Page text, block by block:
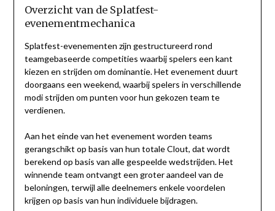
Overzicht van de Splatfest-
evenementmechanica
Splatfest-evenementen zijn gestructureerd rond
teamgebaseerde competities waarbij spelers een kant
kiezen en strijden om dominantie. Het evenement duurt
doorgaans een weekend, waarbij spelers in verschillende
modi strijden om punten voor hun gekozen team te
verdienen.
Aan het einde van het evenement worden teams
gerangschikt op basis van hun totale Clout, dat wordt
berekend op basis van alle gespeelde wedstrijden. Het
winnende team ontvangt een groter aandeel van de
beloningen, terwijl alle deelnemers enkele voordelen
krijgen op basis van hun individuele bijdragen.